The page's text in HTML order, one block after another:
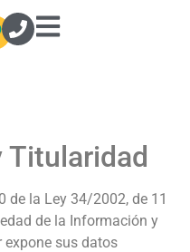
de la Ley 34/2002, de 11
de la Información y
expone sus datos